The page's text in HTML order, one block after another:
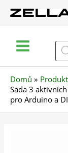
Menu
Domů
Sada 3
pro Arduino a